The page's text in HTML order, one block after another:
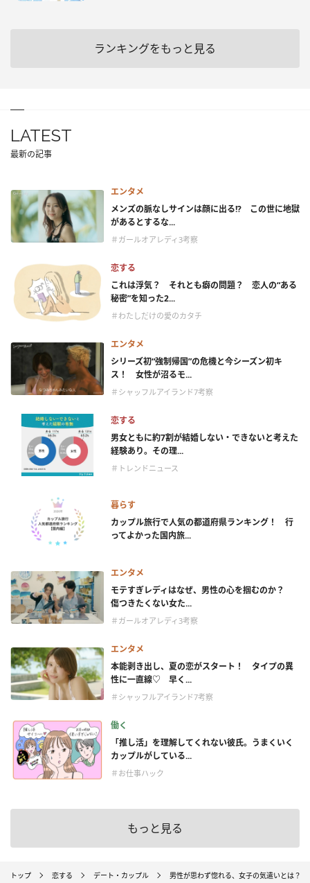
ランキングをもっと見る
LATEST
最新の記事
エンタメ
メンズの脈なしサインは顔に出る!? この世に地獄
があるとするな...
＃ガールオアレディ3考察
恋する
これは浮気？ それとも癖の問題？ 恋人の“ある
秘密”を知った2...
＃わたしだけの愛のカタチ
エンタメ
シリーズ初“強制帰国”の危機と今シーズン初キ
ス！ 女性が沼るモ...
＃シャッフルアイランド7考察
恋する
男女ともに約7割が結婚しない・できないと考えた
経験あり。その理...
＃トレンドニュース
暮らす
カップル旅行で人気の都道府県ランキング！ 行
ってよかった国内旅...
エンタメ
モテすぎレディはなぜ、男性の心を掴むのか？
傷つきたくない女た...
＃ガールオアレディ3考察
エンタメ
本能剥き出し、夏の恋がスタート！ タイプの異
性に一直線♡ 早く...
＃シャッフルアイランド7考察
働く
「推し活」を理解してくれない彼氏。うまくいく
カップルがしている...
＃お仕事ハック
もっと見る
トップ 恋する デート・カップル 男性が思わず惚れる、女子の気遣いとは？